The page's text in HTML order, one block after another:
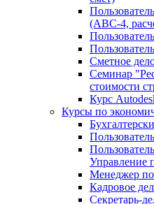
(АВС-4,
Сметное
Семинар
стоимости
Курс
Курсы по
Управление
Менеджер по
Кадровое
Секретарь-